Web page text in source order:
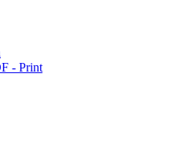
- Print